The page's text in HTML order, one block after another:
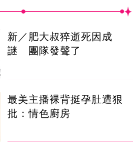
新／肥大叔猝逝死因成
謎 團隊發聲了
最美主播裸背挺孕肚遭狠
批：情色廚房